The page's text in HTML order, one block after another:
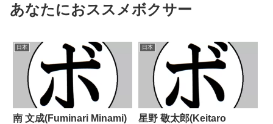
あなたにおススメボクサー
日本
南 文成(Fuminari Minami)
日本
星野 敬太郎(Keitaro